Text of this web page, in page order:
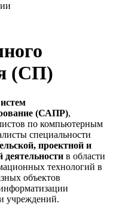
(СП)
(САПР),
по компьютерным
специальности
проектной и
деятельности в области
технологий в
объектов
учреждений.